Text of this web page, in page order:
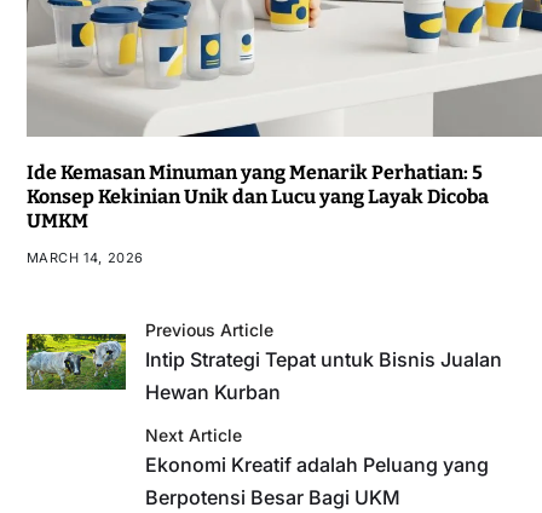
Ide Kemasan Minuman yang Menarik Perhatian: 5
Konsep Kekinian Unik dan Lucu yang Layak Dicoba
UMKM
MARCH 14, 2026
Previous Article
Intip Strategi Tepat untuk Bisnis Jualan
Hewan Kurban
Next Article
Ekonomi Kreatif adalah Peluang yang
Berpotensi Besar Bagi UKM